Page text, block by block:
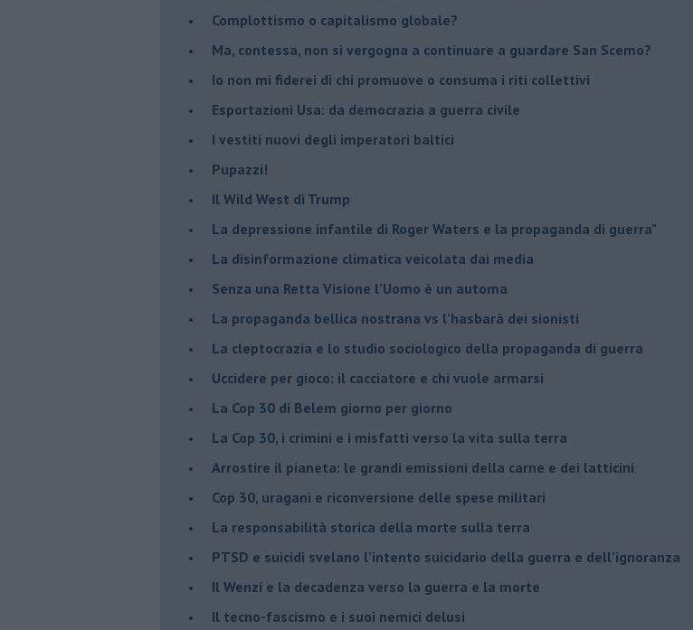
​Complottismo o capitalismo globale?
​Ma, contessa, non si vergogna a continuare a guardare San Scemo?
​Io non mi fiderei di chi promuove o consuma i riti collettivi
Esportazioni Usa: da democrazia a guerra civile
​I vestiti nuovi degli imperatori baltici
​Pupazzi!
​Il Wild West di Trump
​La depressione infantile di Roger Waters e la propaganda di guerra"
​La disinformazione climatica veicolata dai media
Senza una Retta Visione l’Uomo è un automa
​La propaganda bellica nostrana vs l’hasbarà dei sionisti
​La cleptocrazia e lo studio sociologico della propaganda di guerra
​Uccidere per gioco: il cacciatore e chi vuole armarsi
​La Cop 30 di Belem giorno per giorno
La Cop 30, i crimini e i misfatti verso la vita sulla terra
Arrostire il pianeta: le grandi emissioni della carne e dei latticini
​Cop 30, uragani e riconversione delle spese militari
La responsabilità storica della morte sulla terra
PTSD e suicidi svelano l’intento suicidario della guerra e dell’ignoranza
Il Wenzi e la decadenza verso la guerra e la morte
​Il tecno-fascismo e i suoi nemici delusi